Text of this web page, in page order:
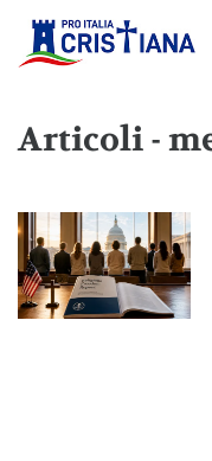
Articoli -